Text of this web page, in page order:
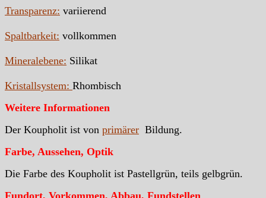
Transparenz: variierend
Spaltbarkeit: vollkommen
Mineralebene: Silikat
Kristallsystem: Rhombisch
Weitere Informationen
Der Koupholit ist von primärer Bildung.
Farbe, Aussehen, Optik
Die Farbe des Koupholit ist Pastellgrün, teils gelbgrün.
Fundort, Vorkommen, Abbau, Fundstellen